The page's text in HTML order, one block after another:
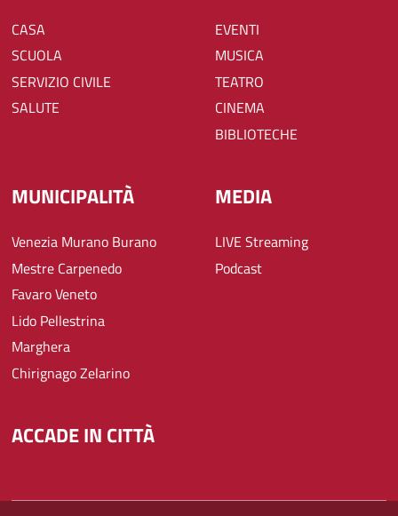
CASA
SCUOLA
SERVIZIO CIVILE
SALUTE
EVENTI
MUSICA
TEATRO
CINEMA
BIBLIOTECHE
MUNICIPALITÀ
Venezia Murano Burano
Mestre Carpenedo
Favaro Veneto
Lido Pellestrina
Marghera
Chirignago Zelarino
MEDIA
LIVE Streaming
Podcast
ACCADE IN CITTÀ